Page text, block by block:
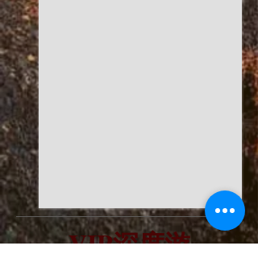
VIP深度游